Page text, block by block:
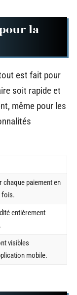
la
est fait pour
soit rapide et
même pour les
chaque paiement en
fois.
entièrement
visibles
mobile.